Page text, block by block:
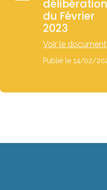
du Février
2023
Voir le document
Publié le 14/02/